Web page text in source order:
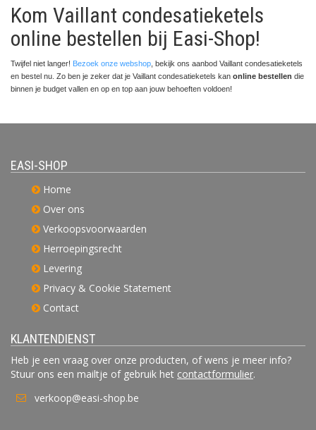
Kom Vaillant condesatieketels
online bestellen bij Easi-Shop!
Twijfel niet langer! Bezoek onze webshop , bekijk ons aanbod Vaillant condesatieketels
en bestel nu. Zo ben je zeker dat je Vaillant condesatieketels kan online bestellen die
binnen je budget vallen en op en top aan jouw behoeften voldoen!
EASI-SHOP
Home
Over ons
Verkoopsvoorwaarden
Herroepingsrecht
Levering
Privacy & Cookie Statement
Contact
KLANTENDIENST
Heb je een vraag over onze producten, of wens je meer info?
Stuur ons een mailtje of gebruik het contactformulier.
verkoop@easi-shop.be